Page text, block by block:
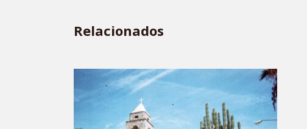
Relacionados